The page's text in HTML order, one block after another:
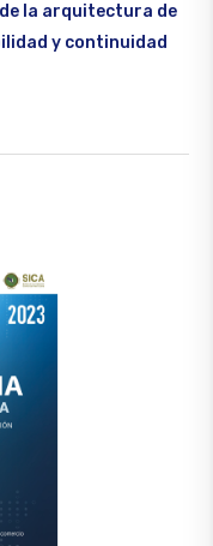
la arquitectura de
y continuidad